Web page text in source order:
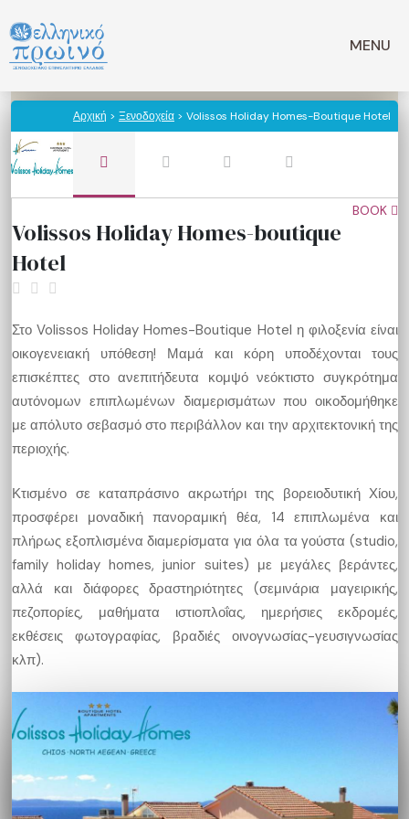
σε
περιεχόμενο
MENU
Αρχική > Ξενοδοχεία > Volissos Holiday Homes-Boutique Hotel
BOOK
Volissos Holiday Homes-boutique
Hotel
Στο Volissos Holiday Homes-Boutique Hotel η φιλοξενία είναι
οικογενειακή υπόθεση! Μαμά και κόρη υποδέχονται τους
επισκέπτες στο ανεπιτήδευτα κομψό νεόκτιστο συγκρότημα
αυτόνομων επιπλωμένων διαμερισμάτων που οικοδομήθηκε
με απόλυτο σεβασμό στο περιβάλλον και την αρχιτεκτονική της
περιοχής.
Κτισμένο σε καταπράσινο ακρωτήρι της βορειοδυτική Χίου,
προσφέρει μοναδική πανοραμική θέα, 14 επιπλωμένα και
πλήρως εξοπλισμένα διαμερίσματα για όλα τα γούστα (studio,
family holiday homes, junior suites) με μεγάλες βεράντες,
αλλά και διάφορες δραστηριότητες (σεμινάρια μαγειρικής,
πεζοπορίες, μαθήματα ιστιοπλοΐας, ημερήσιες εκδρομές,
εκθέσεις φωτογραφίας, βραδιές οινογνωσίας-γευσιγνωσίας
κλπ).